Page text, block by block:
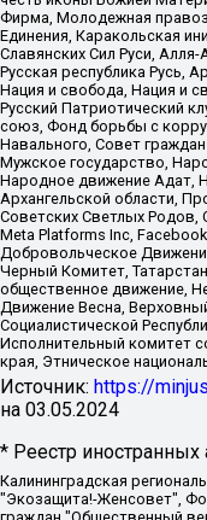
Фирма, Молодежная
Единения, Каракольская
Славянских Сил Руси,
Русская республика Русь,
Нация и свобода, Нация и
Русский Патриотический
союз, Фонд борьбы с
Навального, Совет
Мужское государство,
Народное движение Адат,
Архангельской области,
Советских Светлых Родов,
Meta Platforms Inc,
Добровольческое
Черный Комитет,
общественное движение,
Движение Весна,
Социалистической
Исполнительный комитет
края, Этническое
Источник: https://
на 03.05.2024
* Реестр иностранных
Калининградская региональная общественная организация "Экозащита!-Женсовет", Фонд содействия защите прав и свобод граждан "Общественный вердикт", Фонд "Институт Развития Свободы Информации", Частное учреждение "Информационное агентство МЕМО. РУ", Региональная общественная организация "Общественная комиссия по сохранению наследия академика Сахарова", Фонд поддержки свободы прессы, Санкт-Петербургская общественная правозащитная организация "Гражданский контроль", Межрегиональная общественная организация "Информационно-просветительский центр "Мемориал", Региональный Фонд "Центр Защиты Прав Средств Массовой Информации", с 05.12.2023 Фонд "Центр Защиты Прав Средств массовой информации", Региональная общественная благотворительная организация помощи беженцам и мигрантам "Гражданское содействие", Негосударственное образовательное учреждение дополнительного профессионального образования (повышение квалификации) специалистов "АКАДЕМИЯ ПО ПРАВАМ ЧЕЛОВЕКА", Свердловская региональная общественная организация "Сутяжник", Автономная некоммерческая организация "Центр независимых социологических исследований", Союз общественных объединений "Российский исследовательский центр по правам человека", Региональное общественное учреждение научно-информационный центр "МЕМОРИАЛ", Некоммерческая организация "Фонд защиты гласности", Автономная некоммерческая организация "Институт прав человека", Городская общественная организация "Екатеринбургское общество "МЕМОРИАЛ", Городская общественная организация "Рязанское историко-просветительское и правозащитное общество "Мемориал" (Рязанский Мемориал), Челябинский региональный орган общественной самодеятельности – женское общественное объединение "Женщины Евразии", Челябинский региональный орган общественной самодеятельности "Уральская правозащитная группа", Фонд содействия защите здоровья и социальной справедливости имени Андрея Рылькова, Автономная Некоммерческая Организация "Аналитический Центр Юрия Левады", Автономная некоммерческая организация социальной поддержки населения "Проект Апрель", Региональная общественная организация помощи женщинам и детям, находящимся в кризисной ситуации "Информационно-методический центр "Анна", Фонд содействия развитию массовых коммуникаций и правовому просвещению "Так-так-Так", Фонд содействия устойчивому развитию "Серебряная тайга", Свердловский региональный общественный фонд социальных проектов "Новое время", "Idel.Реалии", Кавказ.Реалии, Крым.Реалии, Телеканал Настоящее Время, Татаро-башкирская служба Радио Свобода (Azatliq Radiosi), Радио Свободная Европа/Радио Свобода (PCE/PC), "Сибирь.Реалии", "Фактограф", Благотворительный фонд помощи осужденным и их семьям, Автономная некоммерческая организация "Институт глобализации и социальных движений", Фонд "В защиту прав заключенных", Частное учреждение "Центр поддержки и содействия развитию средств массовой информации", Пензенский региональный общественный благотворительный фонд "Гражданский союз", "Север.Реалии", Некоммерческая организация Фонд "Правовая инициатива", Общество с ограниченной ответственностью "Радио Свободная Европа/Радио Свобода", Чешское информационное агентство "MEDIUM-ORIENT", Красноярская региональная общественная организация "Мы против СПИДа", Камалягин Денис Николаевич, Маркелов Сергей Евгеньевич, Пономарев Лев Александрович, Савицкая Людмила Алексеевна, Автономная некоммерческая организация "Центр по работе с проблемой насилия "НАСИЛИЮ.НЕТ", Межрегиональный профессиональный союз работников здравоохранения "Альянс врачей", Юридическое лицо, зарегистрированное в Латвийской Республике, SIA "Medusa Project" (регистрационный номер 40103797863, дата регистрации 10.06.2014), Некоммерческая организация "Фонд по борьбе с коррупцией", Автономная некоммерческая организация "Институт права и публичной политики", Баданин Роман Сергеевич, Гликин Максим Александрович, Железнова Мария Михайловна, Лукьянова Юлия Сергеевна, Маетная Елизавета Витальевна, Маняхин Петр Борисович, Чуракова Ольга Владимировна, Ярош Юлия Петровна, Юридическое лицо "The Insider SIA", зарегистрированное в Риге, Латвийская Республика (дата регистрации 26.06.2015), являющееся администратором доменного имени интернет-издания "The Insider SIA", https://theins.ru, Постернак Алексей Евгеньевич, Рубин Михаил Аркадьевич, Анин Роман Александрович, Юридическое лицо Istories fonds, зарегистрированное в Латвийской Республике (регистрационный номер 50008295751, дата регистрации 24.02.2020), Великовский Дмитрий Александрович, Долинина Ирина Николаевна, Мароховская Алеся Алексеевна, Шлейнов Роман